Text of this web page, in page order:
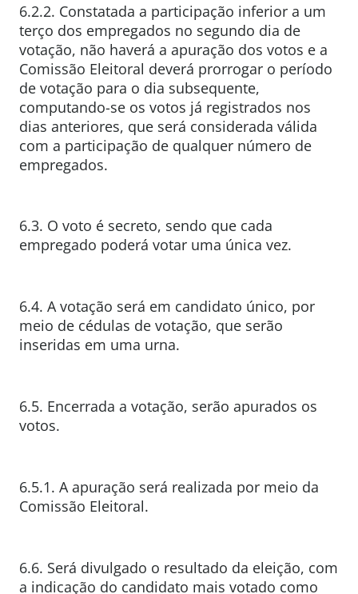
6.2.2. Constatada a participação inferior a um
terço dos empregados no segundo dia de
votação, não haverá a apuração dos votos e a
Comissão Eleitoral deverá prorrogar o período
de votação para o dia subsequente,
computando-se os votos já registrados nos
dias anteriores, que será considerada válida
com a participação de qualquer número de
empregados.
6.3. O voto é secreto, sendo que cada
empregado poderá votar uma única vez.
6.4. A votação será em candidato único, por
meio de cédulas de votação, que serão
inseridas em uma urna.
6.5. Encerrada a votação, serão apurados os
votos.
6.5.1. A apuração será realizada por meio da
Comissão Eleitoral.
6.6. Será divulgado o resultado da eleição, com
a indicação do candidato mais votado como